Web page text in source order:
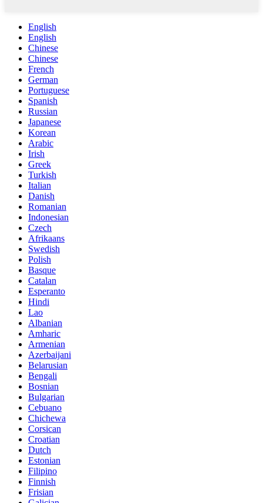
English
English
Chinese
Chinese
French
German
Portuguese
Spanish
Russian
Japanese
Korean
Arabic
Irish
Greek
Turkish
Italian
Danish
Romanian
Indonesian
Czech
Afrikaans
Swedish
Polish
Basque
Catalan
Esperanto
Hindi
Lao
Albanian
Amharic
Armenian
Azerbaijani
Belarusian
Bengali
Bosnian
Bulgarian
Cebuano
Chichewa
Corsican
Croatian
Dutch
Estonian
Filipino
Finnish
Frisian